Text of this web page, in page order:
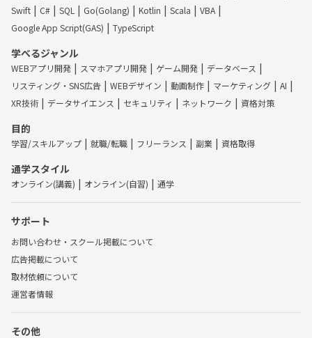
Swift
C# SQL Go(Golang) Kotlin Scala
VBA
Google App Script(GAS)
TypeScript
学べるジャンル
WEBアプリ開発 スマホアプリ開発 ゲーム開発
データベース
リスティング・SNS広告
WEBデザイン 動画制作 マーケティング
AI
XR技術
データサイエンス セキュリティ ネットワーク 資格対策
目的
学習/スキルアップ 就職/転職 フリーランス 副業 資格取得
通学スタイル
オンライン(講義) オンライン(自習) 通学
サポート
お問い合わせ・スクール掲載について
広告掲載について
取材依頼について
運営者情報
その他